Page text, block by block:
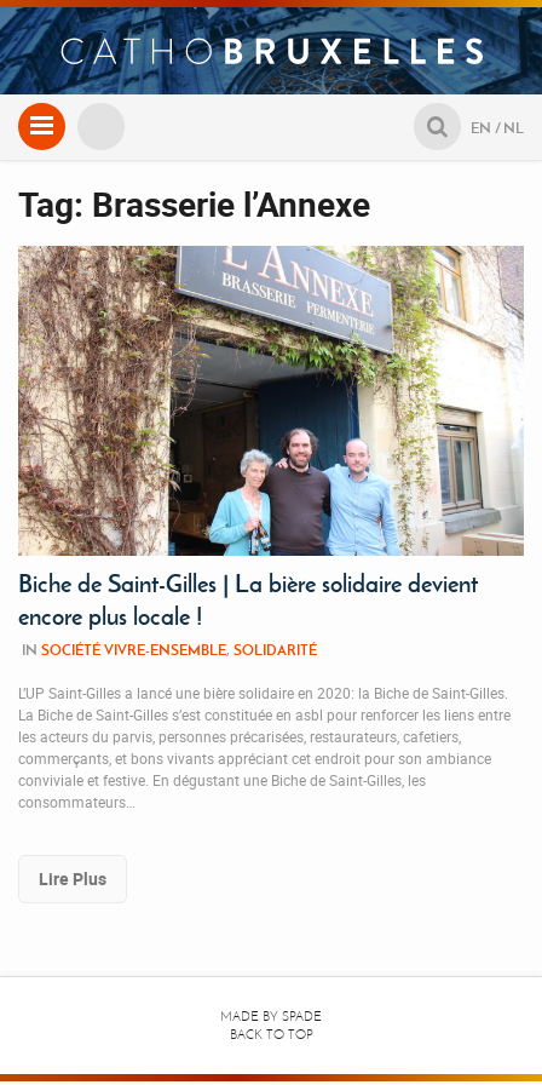
Aller
au
NL
EN
Tag: Brasserie l’Annexe
Biche de Saint-Gilles | La bière solidaire devient
encore plus locale !
IN SOCIÉTÉ VIVRE-ENSEMBLE, SOLIDARITÉ
L’UP Saint-Gilles a lancé une bière solidaire en 2020: la Biche de Saint-Gilles.
La Biche de Saint-Gilles s’est constituée en asbl pour renforcer les liens entre
les acteurs du parvis, personnes précarisées, restaurateurs, cafetiers,
commerçants, et bons vivants appréciant cet endroit pour son ambiance
conviviale et festive. En dégustant une Biche de Saint-Gilles, les
consommateurs…
Lire Plus
MADE BY SPADE
BACK TO TOP